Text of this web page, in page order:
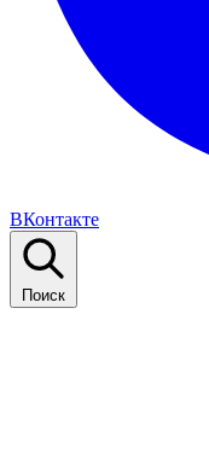
ВКонтакте
Поиск